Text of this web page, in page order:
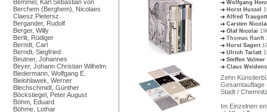
Bemmel, Karl Sebastian von
Berchem (Berghem), Nicolaes
Claesz Pietersz.
Bergander, Rudolf
Berger, Willy
Berlit, Rüdiger
Berndt, Carl
Berndt, Siegfried
Beutner, Johannes
Beyer, Johann Christian Wilhelm
Biedermann, Wolfgang E.
Bielohlawek, Werner
Blechschmidt, Günther
Böckstiegel, Peter August
Böhm, Eduard
Böhme, Lothar
Wolfgang
Horst Hussel
Alfred
Carsten
Olaf Nicolai
Thomas Ranft
Horst Sagert
Ulrich Tarlatt
Steffen Volmer
Claus
Zehn
Gesamtauflage
Stadt /
Im Einzelnen